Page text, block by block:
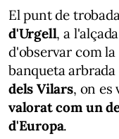
El punt de
d'Urgell, a
d'observar com
banqueta
dels Vilars, on es
valorat com un
d'Europa.